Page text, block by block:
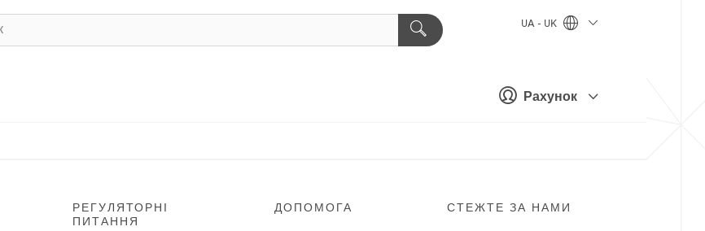
Рахунок
UA - UK
РЕГУЛЯТОРНІ
ПИТАННЯ
ДОПОМОГА СТЕЖТЕ ЗА НАМИ